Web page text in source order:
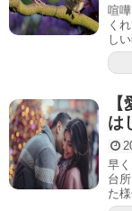
喧
く
し
は
早
台
た